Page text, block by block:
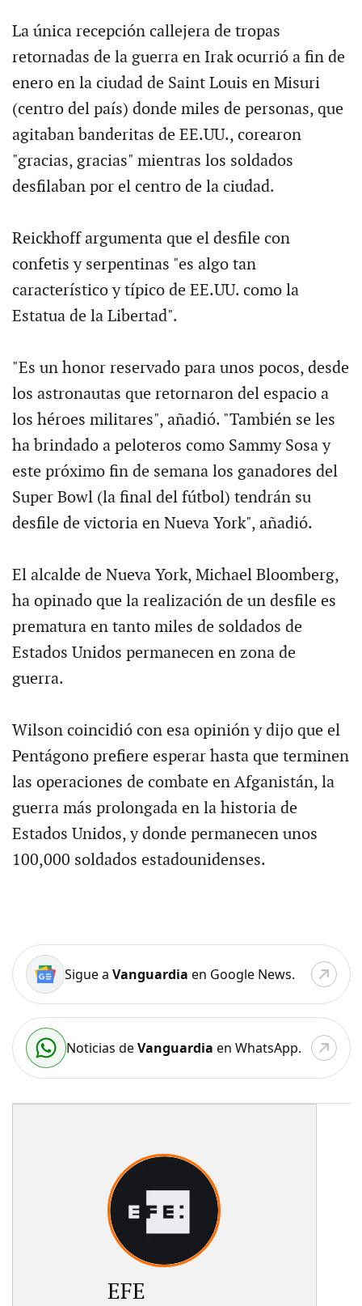
La única recepción callejera de tropas
retornadas de la guerra en Irak ocurrió a fin de
enero en la ciudad de Saint Louis en Misuri
(centro del país) donde miles de personas, que
agitaban banderitas de EE.UU., corearon
"gracias, gracias" mientras los soldados
desfilaban por el centro de la ciudad.
Reickhoff argumenta que el desfile con
confetis y serpentinas "es algo tan
característico y típico de EE.UU. como la
Estatua de la Libertad".
"Es un honor reservado para unos pocos, desde
los astronautas que retornaron del espacio a
los héroes militares", añadió. "También se les
ha brindado a peloteros como Sammy Sosa y
este próximo fin de semana los ganadores del
Super Bowl (la final del fútbol) tendrán su
desfile de victoria en Nueva York", añadió.
El alcalde de Nueva York, Michael Bloomberg,
ha opinado que la realización de un desfile es
prematura en tanto miles de soldados de
Estados Unidos permanecen en zona de
guerra.
Wilson coincidió con esa opinión y dijo que el
Pentágono prefiere esperar hasta que terminen
las operaciones de combate en Afganistán, la
guerra más prolongada en la historia de
Estados Unidos, y donde permanecen unos
100,000 soldados estadounidenses.
Sigue a Vanguardia en Google News.
Noticias deVanguardia en WhatsApp.
EFE